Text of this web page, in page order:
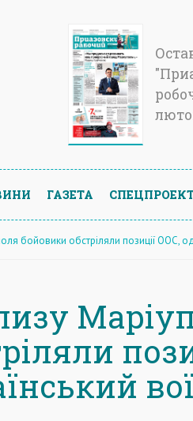
ГАЗЕТА
бойовики обстріляли позиції ООС,